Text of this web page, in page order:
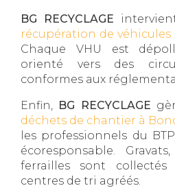
BG RECYCLAGE
récupération de véhicules
Chaque VHU est
orienté vers des
conformes aux
Enfin, BG RECYCLAGE
déchets de chantier à
les professionnels du
écoresponsable.
ferrailles sont
centres de tri agréés.